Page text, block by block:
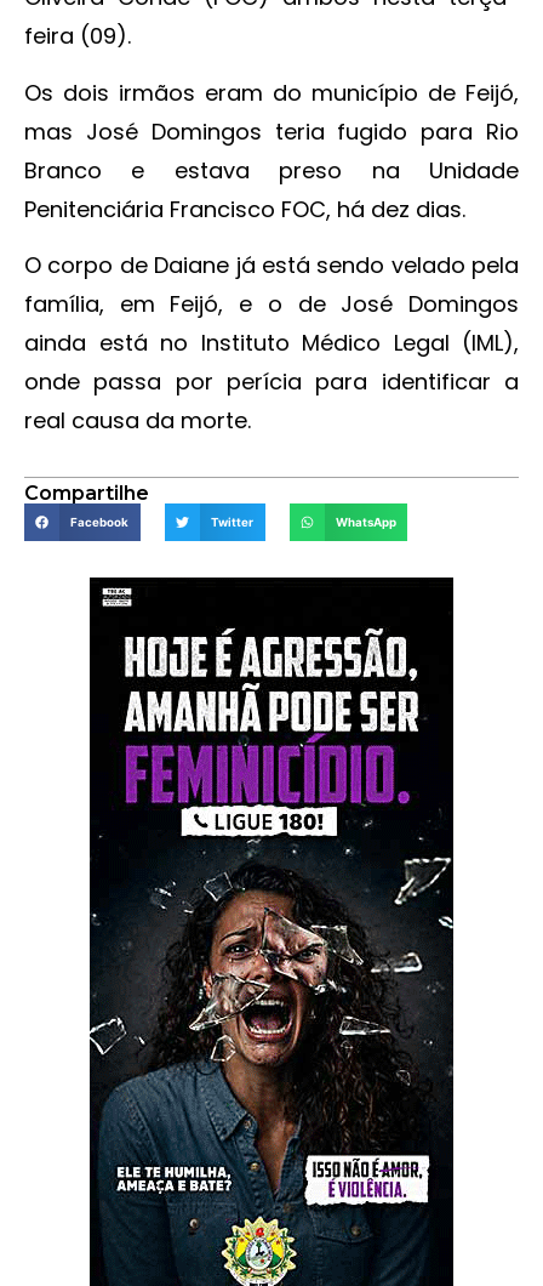
feira (09).
Os dois irmãos eram do município de Feijó,
mas José Domingos teria fugido para Rio
Branco e estava preso na Unidade
Penitenciária Francisco FOC, há dez dias.
O corpo de Daiane já está sendo velado pela
família, em Feijó, e o de José Domingos
ainda está no Instituto Médico Legal (IML),
onde passa por perícia para identificar a
real causa da morte.
Compartilhe
Facebook Twitter WhatsApp